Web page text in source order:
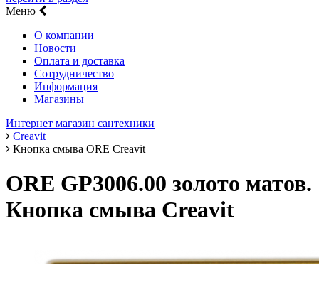
Меню
О компании
Новости
Оплата и доставка
Сотрудничество
Информация
Магазины
Интернет магазин сантехники
Creavit
Кнопка смыва ORE Creavit
ORE GP3006.00 золото матов.
Кнопка смыва Creavit